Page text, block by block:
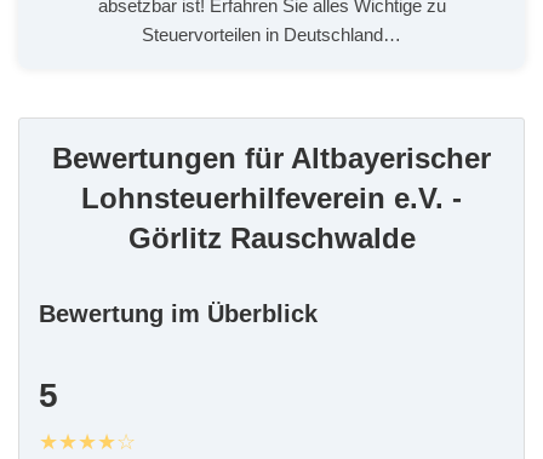
Planung
Service/Leistungen vor Ort
Rollstuhlgerechter Parkplatz
WC
Termin erforderlich
Terminvereinbarung empfohlen
absetzbar ist! Erfahren Sie alles Wichtige zu
Steuervorteilen in Deutschland…
Bewertungen für Altbayerischer
Lohnsteuerhilfeverein e.V. -
Görlitz Rauschwalde
Bewertung im Überblick
5
★★★★☆